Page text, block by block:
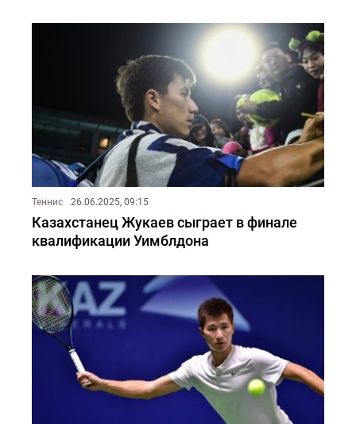
Теннис 26.06.2025, 09:15
Казахстанец Жукаев сыграет в финале
квалификации Уимблдона